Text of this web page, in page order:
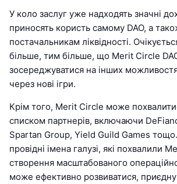
У коло заслуг уже надходять значні
приносять користь самому DAO, а
постачальникам ліквідності.
більше, тим більше, що Merit Circle
зосереджуватися на інших
через нові ігри.
Крім того, Merit Circle може
списком партнерів, включаючи
Spartan Group, Yield Guild Games тощо.
провідні імена галузі, які похвалили
створення масштабованого
може ефективно розвиватися,